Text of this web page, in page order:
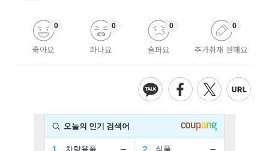
좋아요
0
화나요
0
슬퍼요
0
추가취재 원해요
0